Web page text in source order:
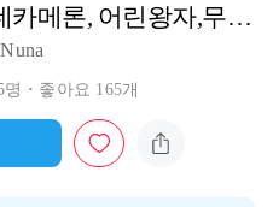
카메론, 어린왕자,무서
야화(아라비안나이
)]
명 좋아요 165개